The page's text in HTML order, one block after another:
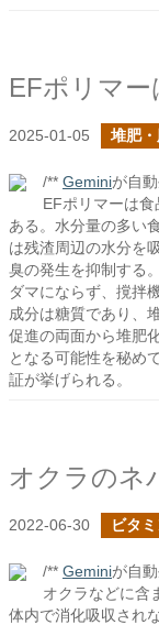
2025-01-05 堆肥
/** Geminiが自
EFポリマーは
ある。水分量の多い
は残渣周辺の水分を
臭の発生を抑制する
ダマにならず、撹拌
成分は糖質であり、
促進の両面から堆肥
となる可能性を秘め
証が挙げられる。
2022-06-30 ビタ
/** Geminiが自
オクラなどに含
体内で消化吸収され